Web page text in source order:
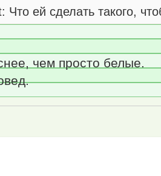
Что ей сделать такого,
чем просто белые.